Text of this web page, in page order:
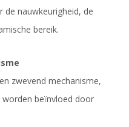
nauwkeurigheid, de
bereik.
zwevend mechanisme,
beïnvloed door